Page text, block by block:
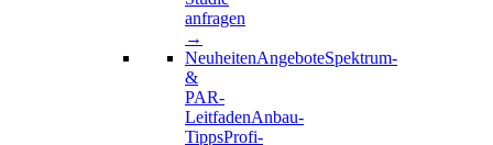
anfragen
→
NeuheitenAngeboteSpektrum-
&
PAR-
LeitfadenAnbau-
TippsProfi-